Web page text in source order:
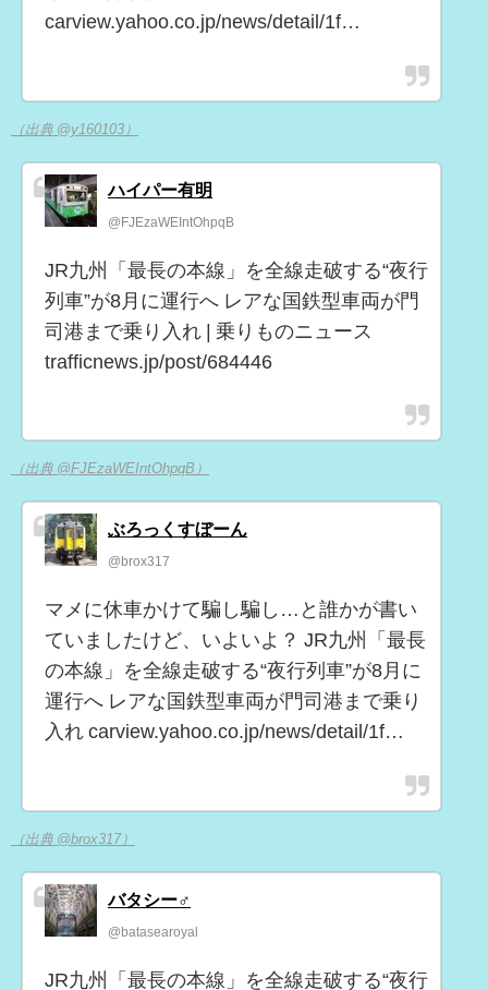
carview.yahoo.co.jp/news/detail/1f…
（出典 @y160103）
ハイパー有明
@FJEzaWEIntOhpqB
JR九州「最長の本線」を全線走破する“夜行
列車”が8月に運行へ レアな国鉄型車両が門
司港まで乗り入れ | 乗りものニュース
trafficnews.jp/post/684446
（出典 @FJEzaWEIntOhpqB）
ぶろっくすぼーん
@brox317
マメに休車かけて騙し騙し…と誰かが書い
ていましたけど、いよいよ？ JR九州「最長
の本線」を全線走破する“夜行列車”が8月に
運行へ レアな国鉄型車両が門司港まで乗り
入れ carview.yahoo.co.jp/news/detail/1f…
（出典 @brox317）
バタシー♂
@batasearoyal
JR九州「最長の本線」を全線走破する“夜行